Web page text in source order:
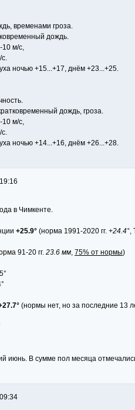
временами гроза.
дождь.
10 м/с,
ночью +15...+17, днём +23...+25.
дождь, гроза.
10 м/с,
ночью +14...+16, днём +26...+28.
в Чимкенте.
+25.9° (норма 1991-2020 гг. +24.4°,
91-20 гг. 23.6 мм, 75% от нормы)
(нормы нет, но за последние 13
июнь. В сумме пол месяца